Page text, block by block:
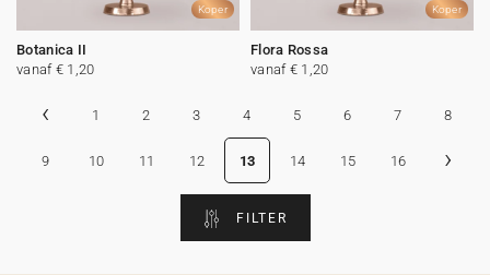
Koper
Botanica II
vanaf € 1,20
Koper
Flora Rossa
vanaf € 1,20
‹ 1 2 3 4 5 6 7 8
9 10 11 12 13 14 15 16 ›
FILTER